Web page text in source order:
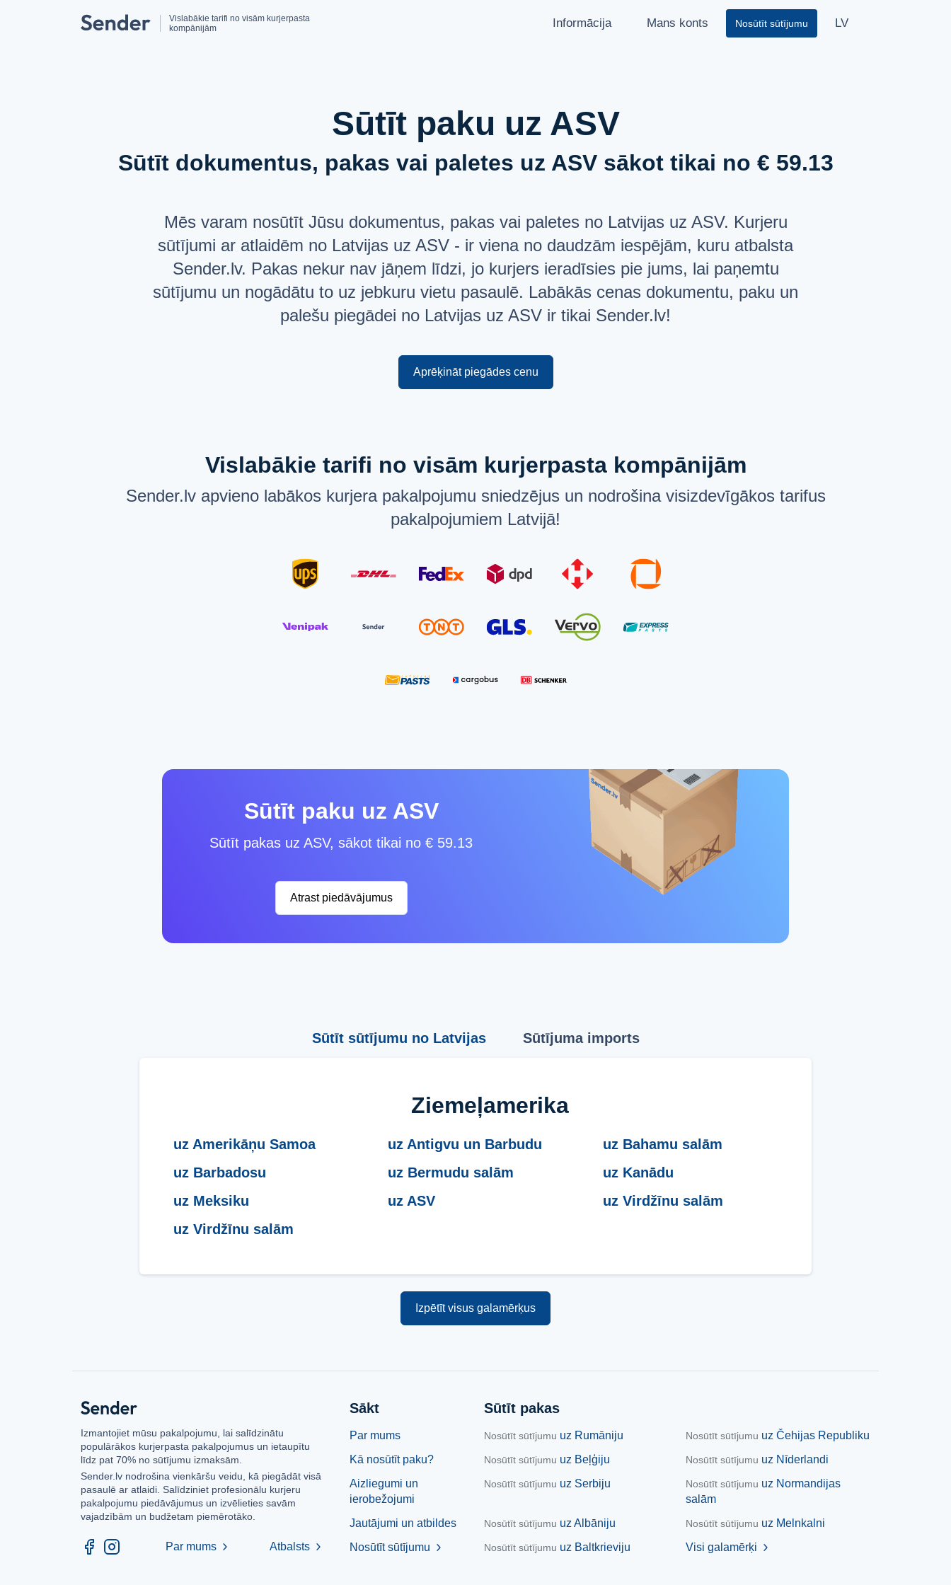
Vislabākie tarifi no visām kurjerpasta
kompānijām
Informācija Mans konts Nosūtīt sūtījumu LV
Pārvadātāju partneri
Aizliegumi un ierobežojumi
API dokumentācija
help_circle ATBALSTS
English
Sūtīt paku uz ASV
Sūtīt dokumentus, pakas vai paletes uz ASV sākot tikai no € 59.13
Mēs varam nosūtīt Jūsu dokumentus, pakas vai paletes no Latvijas uz ASV. Kurjeru
sūtījumi ar atlaidēm no Latvijas uz ASV - ir viena no daudzām iespējām, kuru atbalsta
Sender.lv. Pakas nekur nav jāņem līdzi, jo kurjers ieradīsies pie jums, lai paņemtu
sūtījumu un nogādātu to uz jebkuru vietu pasaulē. Labākās cenas dokumentu, paku un
palešu piegādei no Latvijas uz ASV ir tikai Sender.lv!
Aprēķināt piegādes cenu
Vislabākie tarifi no visām kurjerpasta kompānijām
Sender.lv apvieno labākos kurjera pakalpojumu sniedzējus un nodrošina visizdevīgākos tarifus
pakalpojumiem Latvijā!
Sūtīt paku uz ASV
Sūtīt pakas uz ASV, sākot tikai no € 59.13
Atrast piedāvājumus
Sūtīt sūtījumu no Latvijas Sūtījuma imports
Ziemeļamerika
uz Amerikāņu Samoa uz Antigvu un Barbudu
uz Bahamu salām
uz Barbadosu
uz Bermudu salām
uz Kanādu
uz Meksiku
uz ASV
uz Virdžīnu salām
uz Virdžīnu salām
Izpētīt visus galamērķus
Izmantojiet mūsu pakalpojumu, lai salīdzinātu
populārākos kurjerpasta pakalpojumus un ietaupītu
līdz pat 70% no sūtījumu izmaksām.
Sender.lv nodrošina vienkāršu veidu, kā piegādāt visā
pasaulē ar atlaidi. Salīdziniet profesionālu kurjeru
pakalpojumu piedāvājumus un izvēlieties savām
vajadzībām un budžetam piemērotāko.
Par mums chevron_right Atbalsts chevron_right
Sākt
Par mums
Kā nosūtīt paku?
Aizliegumi un
ierobežojumi
Jautājumi un atbildes
Nosūtīt sūtījumu
chevron_right
Sūtīt pakas
Nosūtīt sūtījumu uz Rumāniju Nosūtīt sūtījumu uz Čehijas Republiku
Nosūtīt sūtījumu uz Beļģiju Nosūtīt sūtījumu uz Nīderlandi
Nosūtīt sūtījumu uz Serbiju Nosūtīt sūtījumu uz Normandijas
salām
Nosūtīt sūtījumu uz Albāniju Nosūtīt sūtījumu uz Melnkalni
Nosūtīt sūtījumu uz Baltkrieviju Visi galamērķi chevron_right